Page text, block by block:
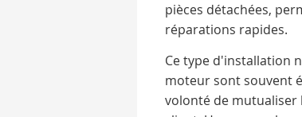
pièces détachées,
réparations rapides.
Ce type d'installation
moteur sont souvent
volonté de mutualiser